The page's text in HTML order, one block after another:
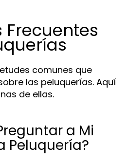
Frecuentes
comunes que
las peluquerías. Aquí
de ellas.
a Mi
Peluquería?